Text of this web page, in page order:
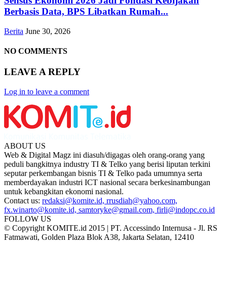
Berbasis Data, BPS Libatkan Rumah...
Berita June 30, 2026
NO COMMENTS
LEAVE A REPLY
Log in to leave a comment
ABOUT US
Web & Digital Magz ini diasuh/digagas oleh orang-orang yang
peduli bangkitnya industry TI & Telko yang berisi liputan terkini
seputar perkembangan bisnis TI & Telko pada umumnya serta
memberdayakan industri ICT nasional secara berkesinambungan
untuk kebangkitan ekonomi nasional.
Contact us: redaksi@komite.id, rrusdiah@yahoo.com,
fx.winarto@komite.id, samtoryke@gmail.com, firli@indopc.co.id
FOLLOW US
© Copyright KOMITE.id 2015 | PT. Accessindo Internusa - Jl. RS
Fatmawati, Golden Plaza Blok A38, Jakarta Selatan, 12410